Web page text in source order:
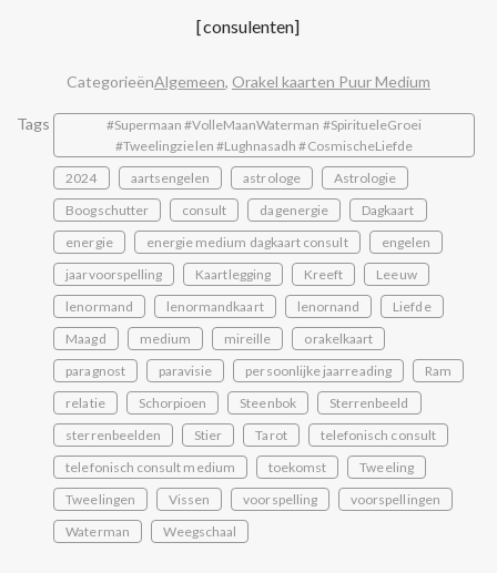
[consulenten]
CategorieënAlgemeen, Orakel kaarten Puur Medium
Tags
#Supermaan #VolleMaanWaterman #SpiritueleGroei
#Tweelingzielen #Lughnasadh #CosmischeLiefde
2024
aartsengelen astrologe
Astrologie
Boogschutter
consult dagenergie
Dagkaart
energie
energie medium dagkaart consult
engelen
jaarvoorspelling
Kaartlegging Kreeft
Leeuw
lenormand
lenormandkaart lenornand
Liefde
Maagd
medium mireille
orakelkaart
paragnost
paravisie persoonlijke jaarreading
Ram
relatie
Schorpioen Steenbok
Sterrenbeeld
sterrenbeelden
Stier Tarot
telefonisch consult
telefonisch consult medium
toekomst
Tweeling
Tweelingen
Vissen voorspelling
voorspellingen
Waterman
Weegschaal